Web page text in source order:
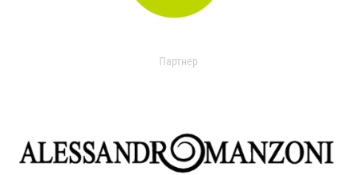
Партнер